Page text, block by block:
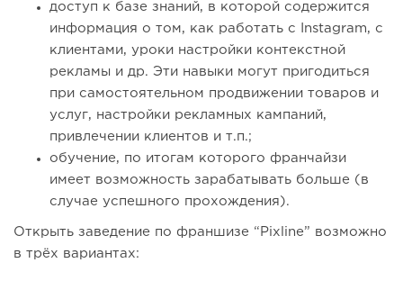
доступ к базе знаний, в которой содержится
информация о том, как работать с Instagram, с
клиентами, уроки настройки контекстной
рекламы и др. Эти навыки могут пригодиться
при самостоятельном продвижении товаров и
услуг, настройки рекламных кампаний,
привлечении клиентов и т.п.;
обучение, по итогам которого франчайзи
имеет возможность зарабатывать больше (в
случае успешного прохождения).
Открыть заведение по франшизе “Pixline” возможно
в трёх вариантах: